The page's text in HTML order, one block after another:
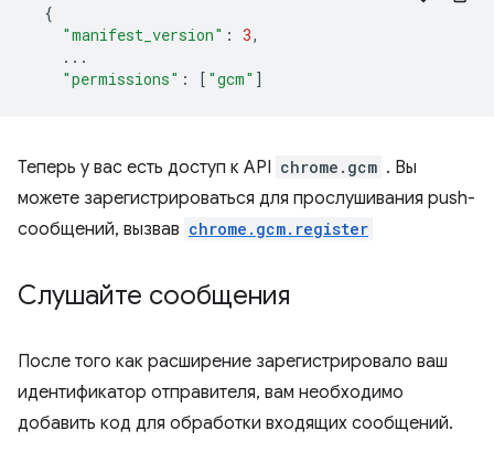
{
"manifest_version" : 3,
...
"permissions" : [ "gcm" ]
Теперь у вас есть доступ к API chrome.gcm . Вы
можете зарегистрироваться для прослушивания push-
сообщений, вызвав chrome.gcm.register
Слушайте сообщения
После того как расширение зарегистрировало ваш
идентификатор отправителя, вам необходимо
добавить код для обработки входящих сообщений.